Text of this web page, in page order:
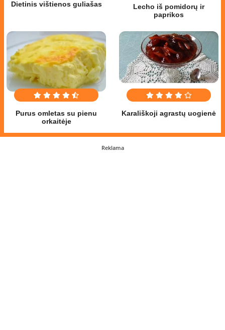
Dietinis vištienos guliašas
Lecho iš pomidorų ir
paprikos
Purus omletas su pienu
orkaitėje
Karališkoji agrastų uogienė
Reklama